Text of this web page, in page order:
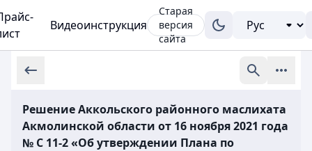
Видеоинструкция
Старая
версия
сайта
Решение Аккольского районного маслихата
Акмолинской области от 16 ноября 2021 года
№ С 11-2 «Об утверждении Плана по